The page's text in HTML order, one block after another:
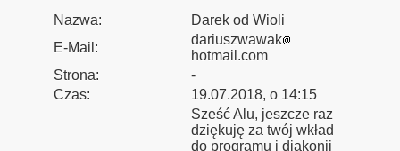
Nazwa:
Darek od Wioli
E-Mail:
dariuszwawak
hotmail.com
Strona:
-
Czas:
19.07.2018, o 14:15
Sześć Alu, jeszcze raz
dziękuję za twój wkład
do programu i diakonii